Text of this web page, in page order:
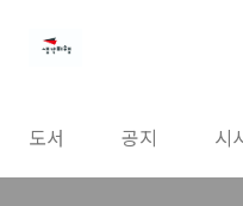
도서 공지 시